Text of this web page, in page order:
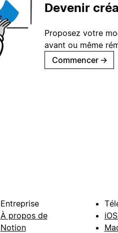
Devenir
Proposez votre
avant ou même
Commencer →
Entreprise
À propos de
Notion